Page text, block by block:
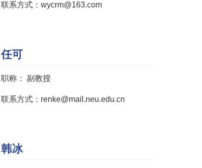
联系方式：wycrm@163.com
任可
职称： 副教授
联系方式：renke@mail.neu.edu.cn
韩冰